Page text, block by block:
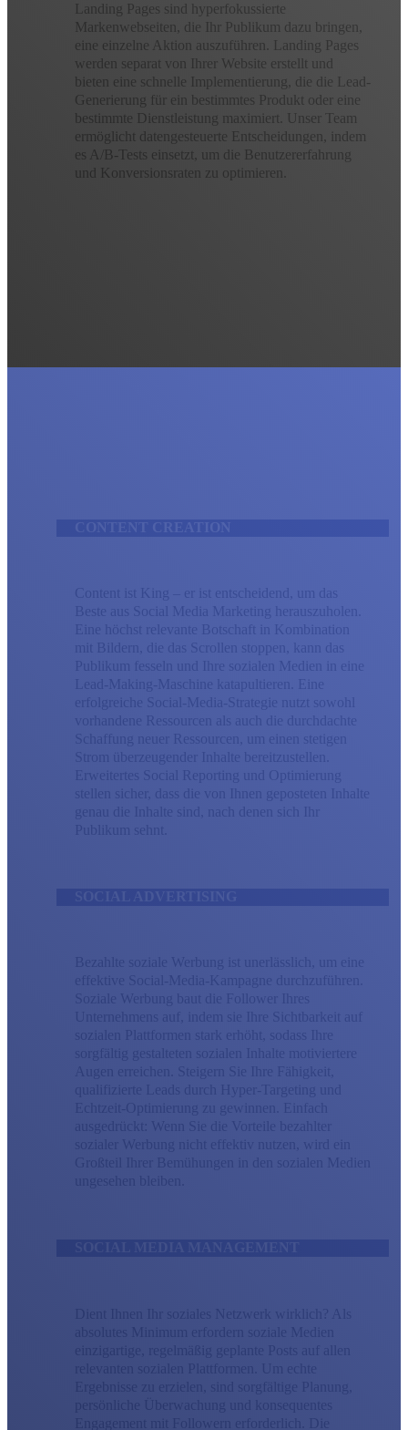
Landing Pages sind hyperfokussierte
Markenwebseiten, die Ihr Publikum dazu bringen,
eine einzelne Aktion auszuführen. Landing Pages
werden separat von Ihrer Website erstellt und
bieten eine schnelle Implementierung, die die Lead-
Generierung für ein bestimmtes Produkt oder eine
bestimmte Dienstleistung maximiert. Unser Team
ermöglicht datengesteuerte Entscheidungen, indem
es A/B-Tests einsetzt, um die Benutzererfahrung
und Konversionsraten zu optimieren.
Content ist King – er ist entscheidend, um das
Beste aus Social Media Marketing herauszuholen.
Eine höchst relevante Botschaft in Kombination
mit Bildern, die das Scrollen stoppen, kann das
Publikum fesseln und Ihre sozialen Medien in eine
Lead-Making-Maschine katapultieren. Eine
erfolgreiche Social-Media-Strategie nutzt sowohl
vorhandene Ressourcen als auch die durchdachte
Schaffung neuer Ressourcen, um einen stetigen
Strom überzeugender Inhalte bereitzustellen.
Erweitertes Social Reporting und Optimierung
stellen sicher, dass die von Ihnen geposteten Inhalte
genau die Inhalte sind, nach denen sich Ihr
Publikum sehnt.
Bezahlte soziale Werbung ist unerlässlich, um eine
effektive Social-Media-Kampagne durchzuführen.
Soziale Werbung baut die Follower Ihres
Unternehmens auf, indem sie Ihre Sichtbarkeit auf
sozialen Plattformen stark erhöht, sodass Ihre